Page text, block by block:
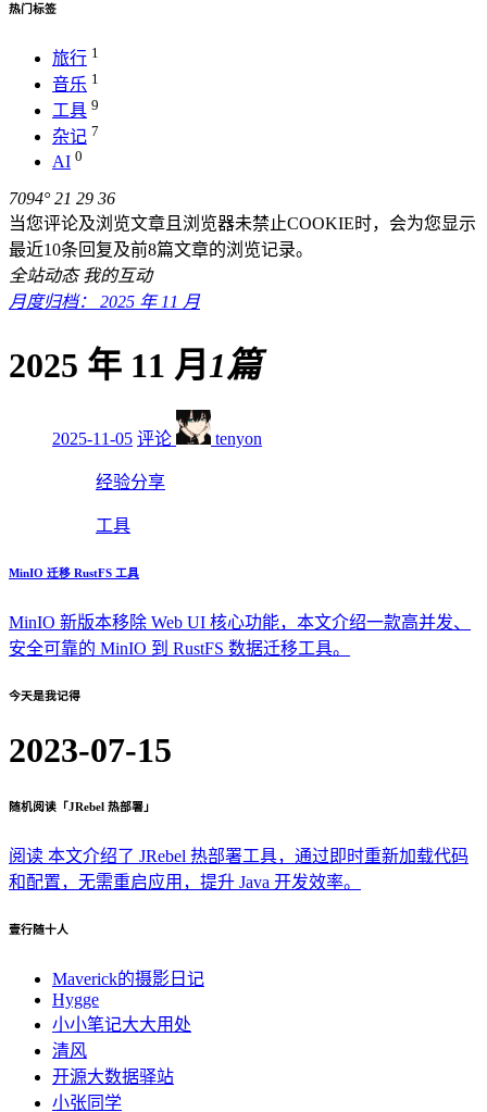
热门标签
旅行 1
音乐 1
工具 9
杂记 7
AI 0
7094° 21 29 36
当您评论及浏览文章且浏览器未禁止COOKIE时，会为您显示
最近10条回复及前8篇文章的浏览记录。
全站动态 我的互动
月度归档： 2025 年 11 月
2025 年 11 月 1篇
2025-11-05 评论 tenyon
经验分享
工具
MinIO 迁移 RustFS 工具
MinIO 新版本移除 Web UI 核心功能，本文介绍一款高并发、
安全可靠的 MinIO 到 RustFS 数据迁移工具。
今天是我记得
2023-07-15
随机阅读「JRebel 热部署」
阅读 本文介绍了 JRebel 热部署工具，通过即时重新加载代码
和配置，无需重启应用，提升 Java 开发效率。
壹行随十人
Maverick的摄影日记
Hygge
小小笔记大大用处
清风
开源大数据驿站
小张同学